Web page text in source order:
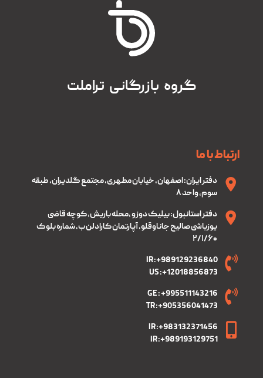
گروه بازرگانی تراملت
ارتباط با ما
دفتر ایران: اصفهان، خیابان مطهری، مجتمع گلدیران، طبقه
سوم، واحد ۸
دفتر استانبول: بیلیک دوزو ،محله باریش، کوچه قاضی
یوزباشی صالیح جاناوقلو، آپارتمان کارادلن ب، شماره بلوک
۲/۱/۶۰
IR :+989129236840
US :+12018856873
GE : +995511143216
TR :+905356041473
IR :+983132371456
IR :+989193129751